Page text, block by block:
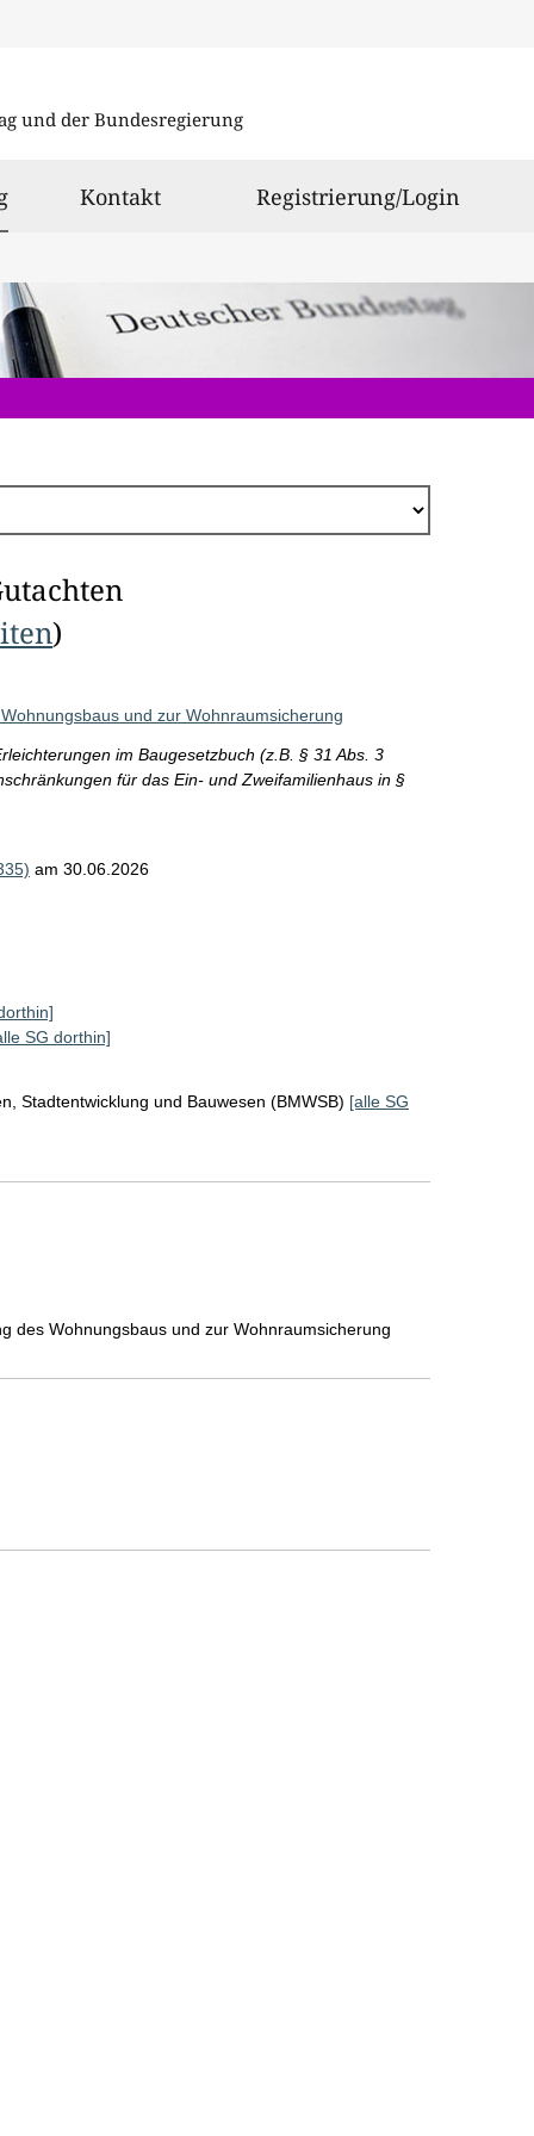
und der Bundesregierung
ausgewählt
Kontakt Registrierung/Login
)
und zur Wohnraumsicherung
im Baugesetzbuch (z.B. § 31 Abs. 3
für das Ein- und Zweifamilienhaus in §
am 30.06.2026
SG dorthin]
Stadtentwicklung und Bauwesen (BMWSB) [alle SG
des Wohnungsbaus und zur Wohnraumsicherung